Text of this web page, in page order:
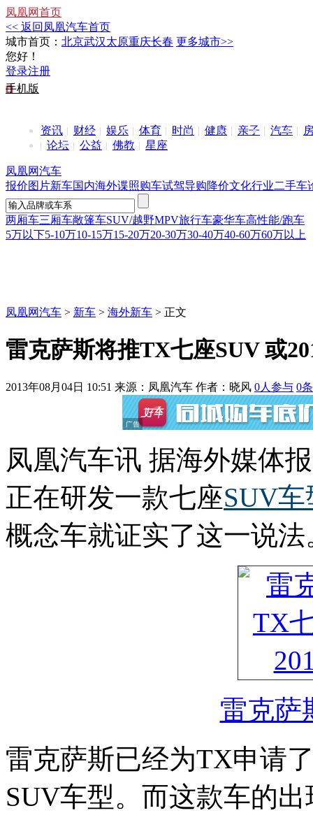
凤凰网首页
<< 返回凤凰汽车首页
城市首页： 北京武汉太原重庆长春 更多城市>>
您好！
登录注册
手机版
资讯 财经 娱乐 体育 时尚 健康 亲子 汽车
论坛
公益 佛教 星座
凤凰网汽车
报价图片新车国内海外谍照购车试驾导购降价文化行业二手车
两厢车三厢车敞篷车SUV/越野MPV旅行车豪华车高性能/跑车
5万以下5-10万10-15万15-20万20-30万30-40万40-60万60万以上
凤凰网汽车 > 新车 > 海外新车 > 正文
雷克萨斯将推TX七座SUV 或
2013年08月04日 10:51 来源：凤凰汽车 作者： 晓风 0人参与 0
凤凰汽车讯 据海外媒体
正在研发一款七座SUV车
概念车就证实了这一说法
雷克萨
雷克萨斯已经为TX申请
SUV车型。而这款车的